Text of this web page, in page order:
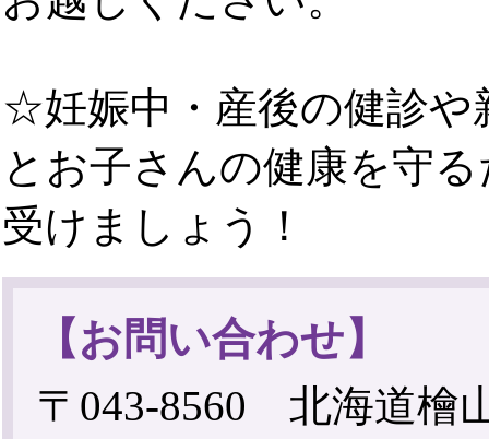
☆妊娠中・産後の健診や
とお子さんの健康を守
受けましょう！
【お問い合わせ】
〒043-8560 北海道檜